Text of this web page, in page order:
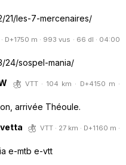
21/les-7-mercenaires/
· D+1750 m · 993 vus · 66 dl · 04:00
24/sospel-mania/
VTT · 104 km · D+4150 m ·
arrivée Théoule.
VTT · 27 km · D+1160 m ·
e-mtb e-vtt